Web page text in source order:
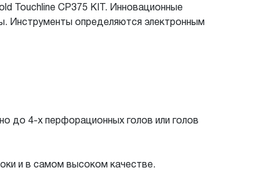
Touchline CP375 KIT. Инновационные
Инструменты определяются электронным
до 4-х перфорационных голов или голов
и в самом высоком качестве.